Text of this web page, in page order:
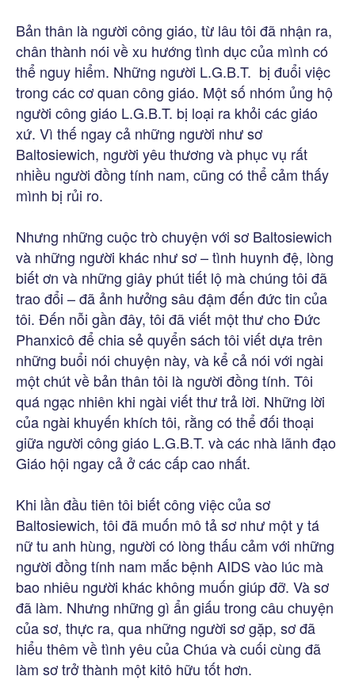
Bản thân là người công giáo, từ lâu tôi đã nhận ra,
chân thành nói về xu hướng tình dục của mình có
thể nguy hiểm. Những người L.G.B.T. bị đuổi việc
trong các cơ quan công giáo. Một số nhóm ủng hộ
người công giáo L.G.B.T. bị loại ra khỏi các giáo
xứ. Vì thế ngay cả những người như sơ
Baltosiewich, người yêu thương và phục vụ rất
nhiều người đồng tính nam, cũng có thể cảm thấy
mình bị rủi ro.
Nhưng những cuộc trò chuyện với sơ Baltosiewich
và những người khác như sơ – tình huynh đệ, lòng
biết ơn và những giây phút tiết lộ mà chúng tôi đã
trao đổi – đã ảnh hưởng sâu đậm đến đức tin của
tôi. Đến nỗi gần đây, tôi đã viết một thư cho Đức
Phanxicô để chia sẻ quyển sách tôi viết dựa trên
những buổi nói chuyện này, và kể cả nói với ngài
một chút về bản thân tôi là người đồng tính. Tôi
quá ngạc nhiên khi ngài viết thư trả lời. Những lời
của ngài khuyến khích tôi, rằng có thể đối thoại
giữa người công giáo L.G.B.T. và các nhà lãnh đạo
Giáo hội ngay cả ở các cấp cao nhất.
Khi lần đầu tiên tôi biết công việc của sơ
Baltosiewich, tôi đã muốn mô tả sơ như một y tá
nữ tu anh hùng, người có lòng thấu cảm với những
người đồng tính nam mắc bệnh AIDS vào lúc mà
bao nhiêu người khác không muốn giúp đỡ. Và sơ
đã làm. Nhưng những gì ẩn giấu trong câu chuyện
của sơ, thực ra, qua những người sơ gặp, sơ đã
hiểu thêm về tình yêu của Chúa và cuối cùng đã
làm sơ trở thành một kitô hữu tốt hơn.